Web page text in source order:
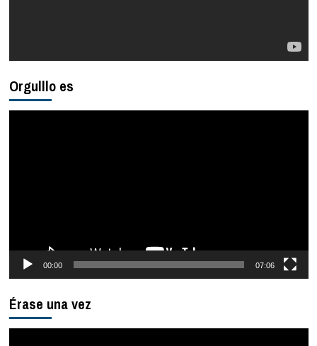
Orgulllo es
00:00 07:06
Érase una vez